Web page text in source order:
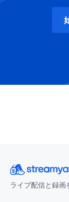
ライブ配信と録